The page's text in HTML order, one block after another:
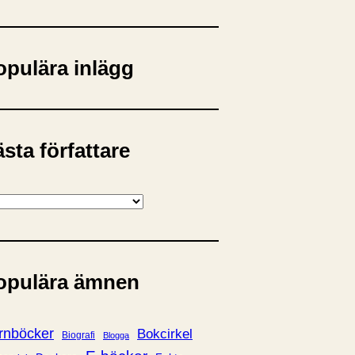
inlägg
författare
ämnen
Biografi Blogga Bokcirkel